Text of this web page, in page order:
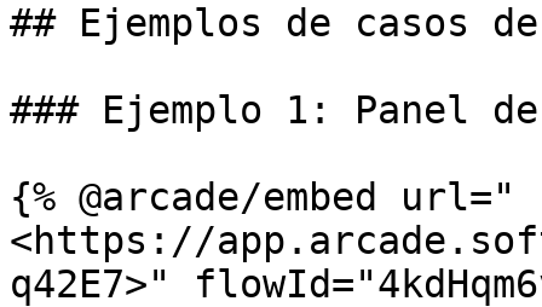
## Ejemplos de casos
### Ejemplo 1: Panel
{% @arcade/embed url="
<https://
q42E7>"